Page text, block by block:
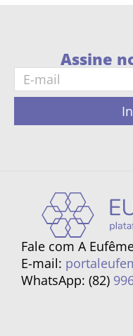
Assine
Fale com A
E-mail:
WhatsApp: (82)